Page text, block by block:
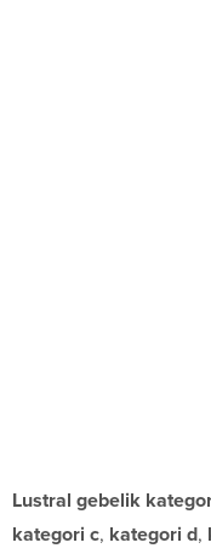
Lustral gebelik
kategori c, kategori d,